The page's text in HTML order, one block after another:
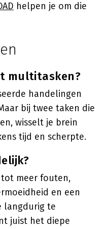
helpen je om die
multitasken?
handelingen
bij twee taken die
wisselt je brein
tijd en scherpte.
meer fouten,
en een
langdurig te
juist het diepe